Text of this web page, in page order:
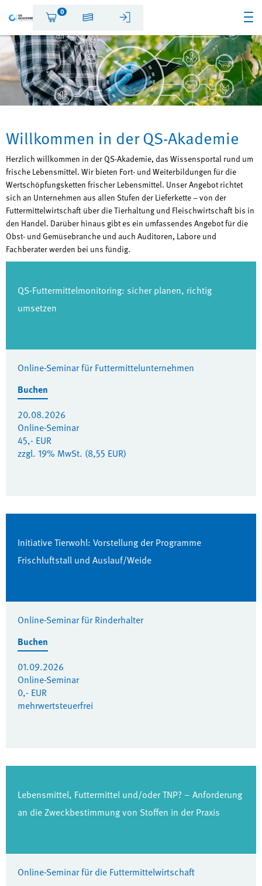
0
Willkommen in der QS-Akademie
Herzlich willkommen in der QS-Akademie, das Wissensportal rund um
frische Lebensmittel. Wir bieten Fort- und Weiterbildungen für die
Wertschöpfungsketten frischer Lebensmittel. Unser Angebot richtet
sich an Unternehmen aus allen Stufen der Lieferkette – von der
Futtermittelwirtschaft über die Tierhaltung und Fleischwirtschaft bis in
den Handel. Darüber hinaus gibt es ein umfassendes Angebot für die
Obst- und Gemüsebranche und auch Auditoren, Labore und
Fachberater werden bei uns fündig.
QS-Futtermittelmonitoring: sicher planen, richtig
umsetzen
Online-Seminar für Futtermittelunternehmen
Buchen
20.08.2026
Online-Seminar
45,- EUR
zzgl. 19% MwSt. (8,55 EUR)
Initiative Tierwohl: Vorstellung der Programme
Frischluftstall und Auslauf/Weide
Online-Seminar für Rinderhalter
Buchen
01.09.2026
Online-Seminar
0,- EUR
mehrwertsteuerfrei
Lebensmittel, Futtermittel und/oder TNP? – Anforderung
an die Zweckbestimmung von Stoffen in der Praxis
Online-Seminar für die Futtermittelwirtschaft